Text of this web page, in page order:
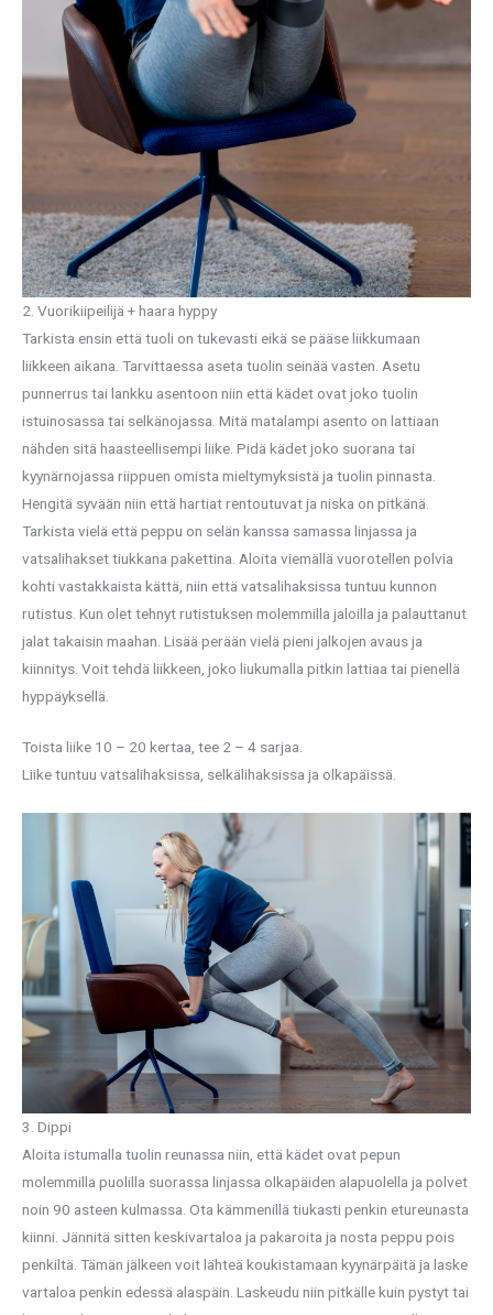
2. Vuorikiipeilijä + haara hyppy
Tarkista ensin että tuoli on tukevasti eikä se pääse liikkumaan
liikkeen aikana. Tarvittaessa aseta tuolin seinää vasten. Asetu
punnerrus tai lankku asentoon niin että kädet ovat joko tuolin
istuinosassa tai selkänojassa. Mitä matalampi asento on lattiaan
nähden sitä haasteellisempi liike. Pidä kädet joko suorana tai
kyynärnojassa riippuen omista mieltymyksistä ja tuolin pinnasta.
Hengitä syvään niin että hartiat rentoutuvat ja niska on pitkänä.
Tarkista vielä että peppu on selän kanssa samassa linjassa ja
vatsalihakset tiukkana pakettina. Aloita viemällä vuorotellen polvia
kohti vastakkaista kättä, niin että vatsalihaksissa tuntuu kunnon
rutistus. Kun olet tehnyt rutistuksen molemmilla jaloilla ja palauttanut
jalat takaisin maahan. Lisää perään vielä pieni jalkojen avaus ja
kiinnitys. Voit tehdä liikkeen, joko liukumalla pitkin lattiaa tai pienellä
hyppäyksellä.
Toista liike 10 – 20 kertaa, tee 2 – 4 sarjaa.
Liike tuntuu vatsalihaksissa, selkälihaksissa ja olkapäissä.
3. Dippi
Aloita istumalla tuolin reunassa niin, että kädet ovat pepun
molemmilla puolilla suorassa linjassa olkapäiden alapuolella ja polvet
noin 90 asteen kulmassa. Ota kämmenillä tiukasti penkin etureunasta
kiinni. Jännitä sitten keskivartaloa ja pakaroita ja nosta peppu pois
penkiltä. Tämän jälkeen voit lähteä koukistamaan kyynärpäitä ja laske
vartaloa penkin edessä alaspäin. Laskeudu niin pitkälle kuin pystyt tai